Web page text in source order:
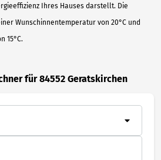
Ihres Hauses darstellt. Die
Wunschinnentemperatur von 20°C und
15°C.
für 84552 Geratskirchen